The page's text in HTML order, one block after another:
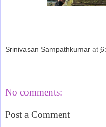
Srinivasan Sampathkumar at
No comments:
Post a Comment